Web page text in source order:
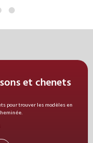
et chenets
pour trouver les modèles en